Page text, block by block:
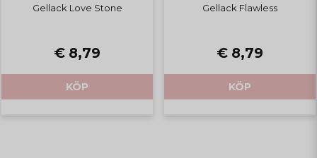
Gellack Love Stone
€ 8,79
KÖP
Gellack Flawless
€ 8,79
KÖP